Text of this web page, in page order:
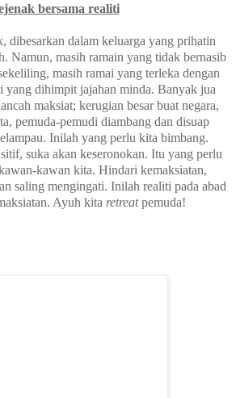
bersama realiti
dibesarkan dalam keluarga yang prihatin
Namun, masih ramain yang tidak bernasib
masih ramai yang terleka dengan
yang dihimpit jajahan minda. Banyak jua
maksiat; kerugian besar buat negara,
pemuda-pemudi diambang dan disuap
Inilah yang perlu kita bimbang.
suka akan keseronokan. Itu yang perlu
kawan kita. Hindari kemaksiatan,
saling mengingati. Inilah realiti pada abad
Ayuh kita retreatpemuda!